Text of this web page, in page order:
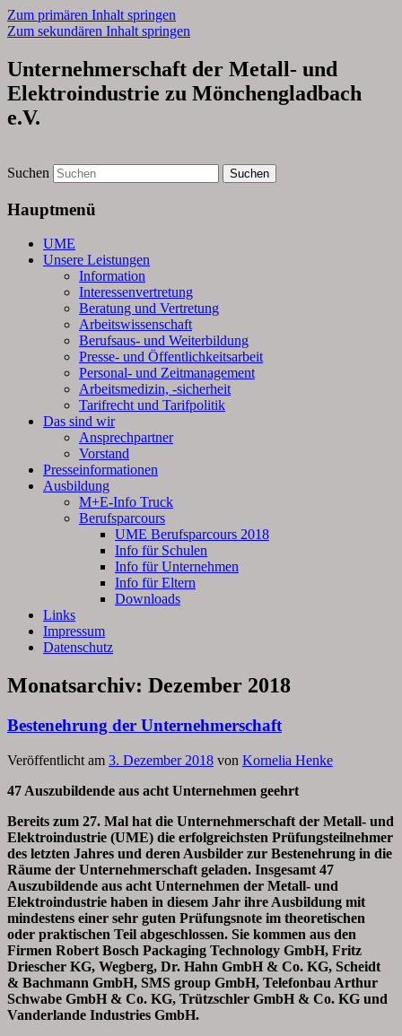
Zum primären Inhalt springen
Zum sekundären Inhalt springen
Unternehmerschaft der Metall- und
Elektroindustrie zu Mönchengladbach
e.V.
Suchen
Hauptmenü
UME
Unsere Leistungen
Information
Interessenvertretung
Beratung und Vertretung
Arbeitswissenschaft
Berufsaus- und Weiterbildung
Presse- und Öffentlichkeitsarbeit
Personal- und Zeitmanagement
Arbeitsmedizin, -sicherheit
Tarifrecht und Tarifpolitik
Das sind wir
Ansprechpartner
Vorstand
Presseinformationen
Ausbildung
M+E-Info Truck
Berufsparcours
UME Berufsparcours 2018
Info für Schulen
Info für Unternehmen
Info für Eltern
Downloads
Links
Impressum
Datenschutz
Monatsarchiv: Dezember 2018
Bestenehrung der Unternehmerschaft
Veröffentlicht am 3. Dezember 2018 von Kornelia Henke
47 Auszubildende aus acht Unternehmen geehrt
Bereits zum 27. Mal hat die Unternehmerschaft der Metall- und
Elektroindustrie (UME) die erfolgreichsten Prüfungsteilnehmer
des letzten Jahres und deren Ausbilder zur Bestenehrung in die
Räume der Unternehmerschaft geladen. Insgesamt 47
Auszubildende aus acht Unternehmen der Metall- und
Elektroindustrie haben in diesem Jahr ihre Ausbildung mit
mindestens einer sehr guten Prüfungsnote im theoretischen
oder praktischen Teil abgeschlossen. Sie kommen aus den
Firmen Robert Bosch Packaging Technology GmbH, Fritz
Driescher KG, Wegberg, Dr. Hahn GmbH & Co. KG, Scheidt
& Bachmann GmbH, SMS group GmbH, Telefonbau Arthur
Schwabe GmbH & Co. KG, Trützschler GmbH & Co. KG und
Vanderlande Industries GmbH.